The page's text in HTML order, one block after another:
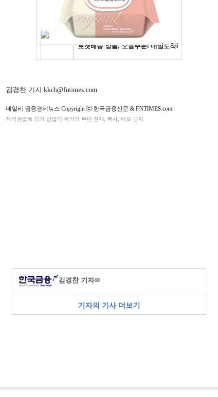
김경찬 기자 kkch@fntimes.com
데일리 금융경제뉴스 Copyright ⓒ 한국금융신문 & FNTIMES.com
저작권법에 의거 상업적 목적의 무단 전재, 복사, 배포 금지
김경찬 기자✉
기자의 기사 더보기